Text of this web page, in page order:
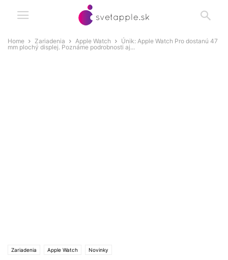
Home Zariadenia Apple Watch
Únik: Apple Watch Pro dostanú 47
mm plochý displej. Poznáme podrobnosti aj...
Zariadenia Apple Watch Novinky